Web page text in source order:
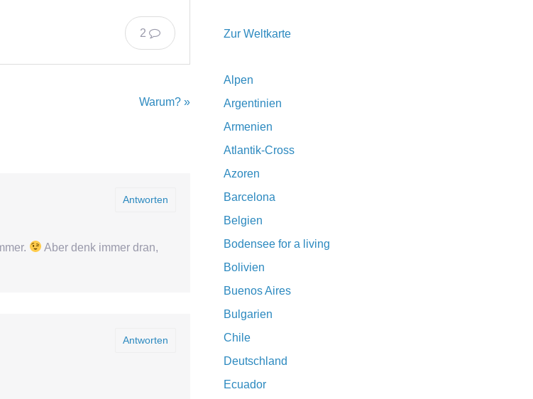
2
Warum? »
Antworten
Aber denk immer dran,
Antworten
Zur Weltkarte
Alpen
Argentinien
Armenien
Atlantik-Cross
Azoren
Barcelona
Belgien
Bodensee for a living
Bolivien
Buenos Aires
Bulgarien
Chile
Deutschland
Ecuador